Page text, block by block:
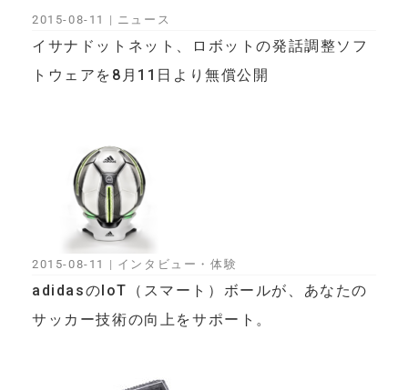
イサナドットネット、ロボットの発話調整ソフ
トウェアを8月11日より無償公開
2015-08-11 | ニュース
adidasのIoT（スマート）ボールが、あなたの
サッカー技術の向上をサポート。
2015-08-11 | インタビュー・体験